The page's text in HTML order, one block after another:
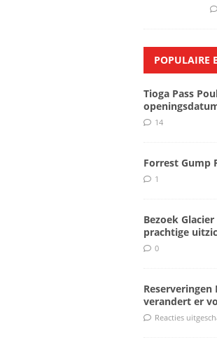
POPULAIRE
Tioga Pass
14
Forrest Gump
1
Bezoek
prachtige
0
verandert er
Reacties